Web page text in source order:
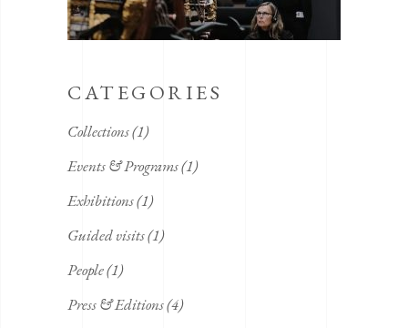
CATEGORIES
Collections(1)
Events & Programs(1)
Exhibitions(1)
Guided visits(1)
People(1)
Press & Editions(4)